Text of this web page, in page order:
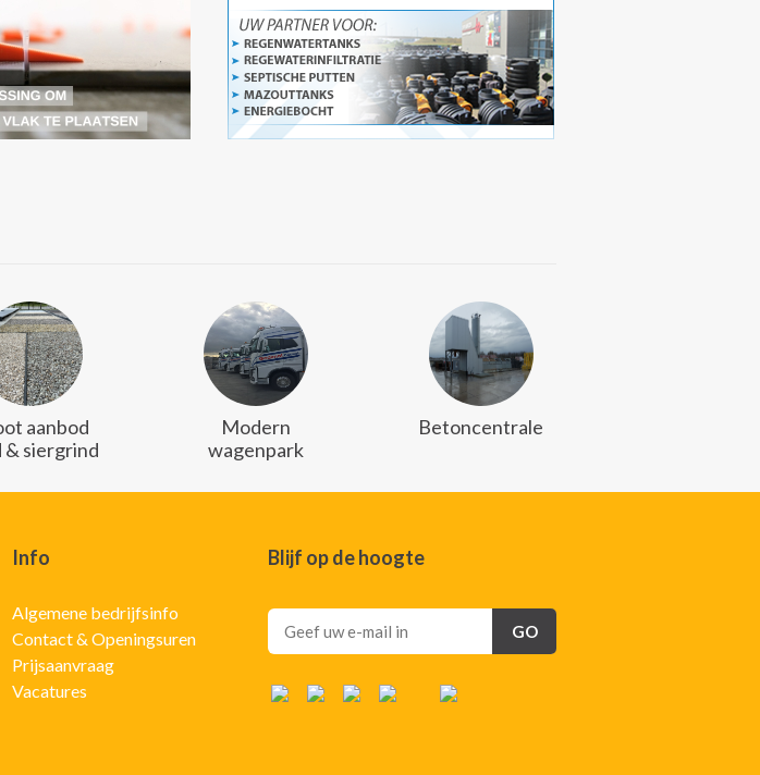
aanbod
& siergrind
Modern
wagenpark
Betoncentrale
Info
Algemene bedrijfsinfo
Contact & Openingsuren
Prijsaanvraag
Vacatures
Blijf op de hoogte